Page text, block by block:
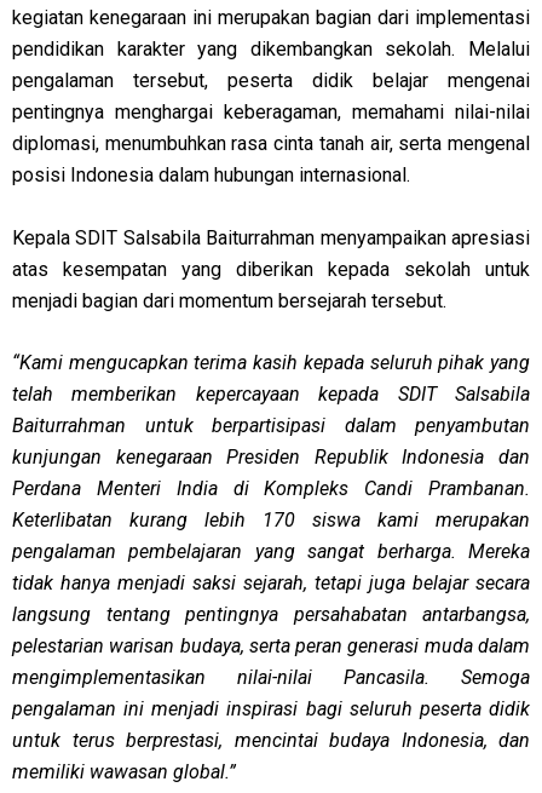
kegiatan kenegaraan ini merupakan bagian dari implementasi
pendidikan karakter yang dikembangkan sekolah. Melalui
pengalaman tersebut, peserta didik belajar mengenai
pentingnya menghargai keberagaman, memahami nilai-nilai
diplomasi, menumbuhkan rasa cinta tanah air, serta mengenal
posisi Indonesia dalam hubungan internasional.
Kepala SDIT Salsabila Baiturrahman menyampaikan apresiasi
atas kesempatan yang diberikan kepada sekolah untuk
menjadi bagian dari momentum bersejarah tersebut.
“Kami mengucapkan terima kasih kepada seluruh pihak yang
telah memberikan kepercayaan kepada SDIT Salsabila
Baiturrahman untuk berpartisipasi dalam penyambutan
kunjungan kenegaraan Presiden Republik Indonesia dan
Perdana Menteri India di Kompleks Candi Prambanan.
Keterlibatan kurang lebih 170 siswa kami merupakan
pengalaman pembelajaran yang sangat berharga. Mereka
tidak hanya menjadi saksi sejarah, tetapi juga belajar secara
langsung tentang pentingnya persahabatan antarbangsa,
pelestarian warisan budaya, serta peran generasi muda dalam
mengimplementasikan nilai-nilai Pancasila. Semoga
pengalaman ini menjadi inspirasi bagi seluruh peserta didik
untuk terus berprestasi, mencintai budaya Indonesia, dan
memiliki wawasan global.”